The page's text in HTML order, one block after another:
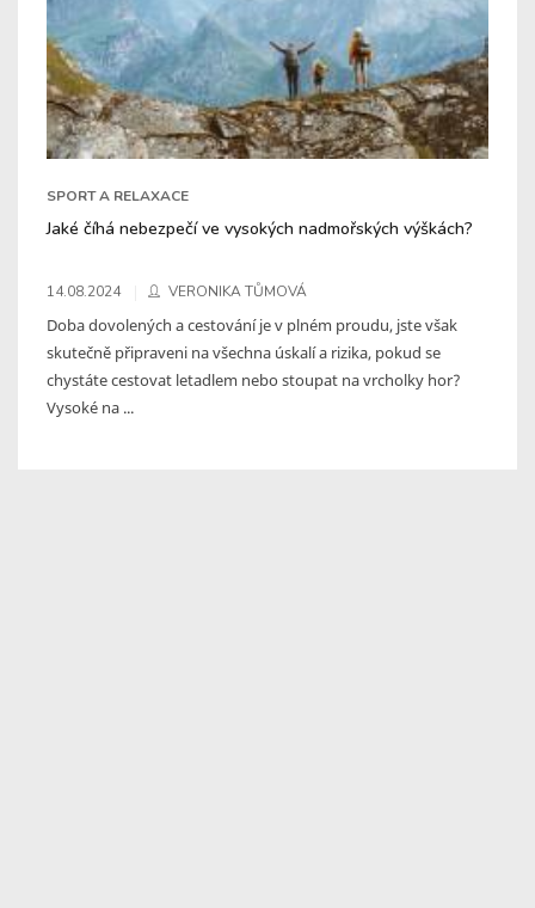
SPORT A RELAXACE
Jaké číhá nebezpečí ve vysokých nadmořských výškách?
14.08.2024 VERONIKA TŮMOVÁ
Doba dovolených a cestování je v plném proudu, jste však
skutečně připraveni na všechna úskalí a rizika, pokud se
chystáte cestovat letadlem nebo stoupat na vrcholky hor?
Vysoké na ...